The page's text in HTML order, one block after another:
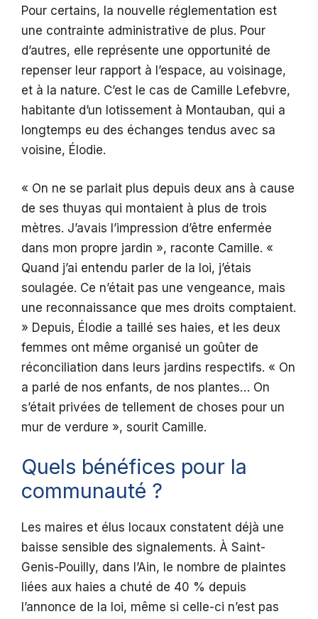
Pour certains, la nouvelle réglementation est
une contrainte administrative de plus. Pour
d’autres, elle représente une opportunité de
repenser leur rapport à l’espace, au voisinage,
et à la nature. C’est le cas de Camille Lefebvre,
habitante d’un lotissement à Montauban, qui a
longtemps eu des échanges tendus avec sa
voisine, Élodie.
« On ne se parlait plus depuis deux ans à cause
de ses thuyas qui montaient à plus de trois
mètres. J’avais l’impression d’être enfermée
dans mon propre jardin », raconte Camille. «
Quand j’ai entendu parler de la loi, j’étais
soulagée. Ce n’était pas une vengeance, mais
une reconnaissance que mes droits comptaient.
» Depuis, Élodie a taillé ses haies, et les deux
femmes ont même organisé un goûter de
réconciliation dans leurs jardins respectifs. « On
a parlé de nos enfants, de nos plantes… On
s’était privées de tellement de choses pour un
mur de verdure », sourit Camille.
Quels bénéfices pour la
communauté ?
Les maires et élus locaux constatent déjà une
baisse sensible des signalements. À Saint-
Genis-Pouilly, dans l’Ain, le nombre de plaintes
liées aux haies a chuté de 40 % depuis
l’annonce de la loi, même si celle-ci n’est pas